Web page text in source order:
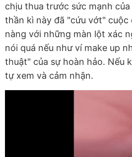
chịu thua trước sức mạnh
thần kì này đã "cứu vớt" cuộc
nàng với những màn lột xác
nói quá nếu như ví make up
thuật" của sự hoàn hảo. Nếu
tự xem và cảm nhận.